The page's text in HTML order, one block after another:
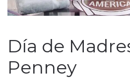
Día de
Penney